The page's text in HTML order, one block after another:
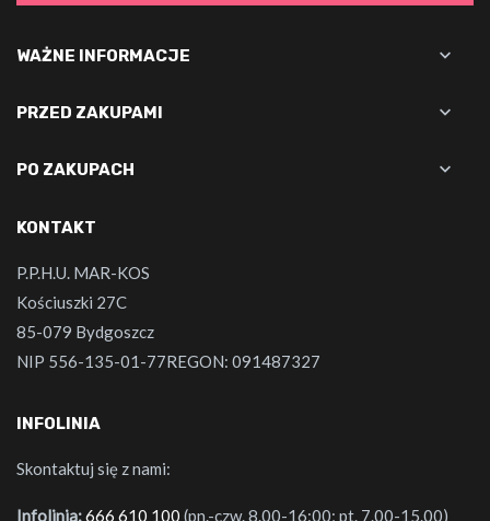
WAŻNE INFORMACJE 
PRZED ZAKUPAMI 
PO ZAKUPACH 
KONTAKT
P.P.H.U. MAR-KOS
Kościuszki 27C
85-079 Bydgoszcz
NIP 556-135-01-77REGON: 091487327
INFOLINIA
Skontaktuj się z nami:
Infolinia:666 610 100 (pn.-czw. 8.00-16:00; pt. 7.00-15.00)